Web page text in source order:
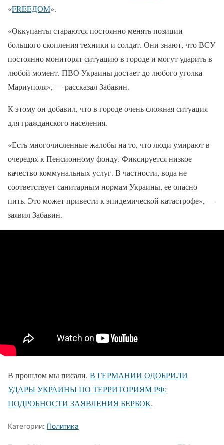
«FREEДОМ».
«Оккупанты стараются постоянно менять позиции
большого скопления техники и солдат. Они знают, что ВСУ
постоянно мониторят ситуацию в городе и могут ударить в
любой момент. ПВО Украины достает до любого уголка
Мариуполя», — рассказал Забавин.
К этому он добавил, что в городе очень сложная ситуация
для гражданского населения.
«Есть многочисленные жалобы на то, что люди умирают в
очередях к Пенсионному фонду. Фиксируется низкое
качество коммунальных услуг. В частности, вода не
соответствует санитарным нормам Украины, ее опасно
пить. Это может привести к эпидемической катастрофе», —
заявил Забавин.
В прошлом мы писали, В ГЕРМАНИИ ОДОБРИЛИ
УДАРЫ УКРАИНЫ ПО ТЕРРИТОРИЯМ РФ:
ПОДРОБНОСТИ ЗАЯВЛЕНИЯ БЕРБОК.
Категории: Политика